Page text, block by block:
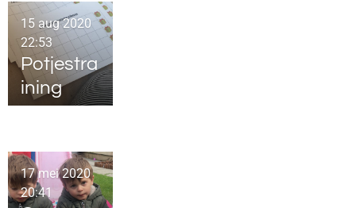
op
Wereld
Prematu
rendag
Potjestra
ining
15 aug 2020
22:53
17 mei 2020
20:41